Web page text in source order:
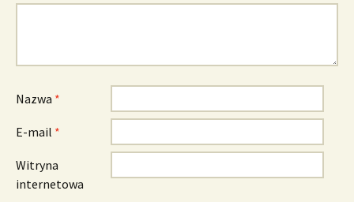
Nazwa *
E-mail *
Witryna
internetowa